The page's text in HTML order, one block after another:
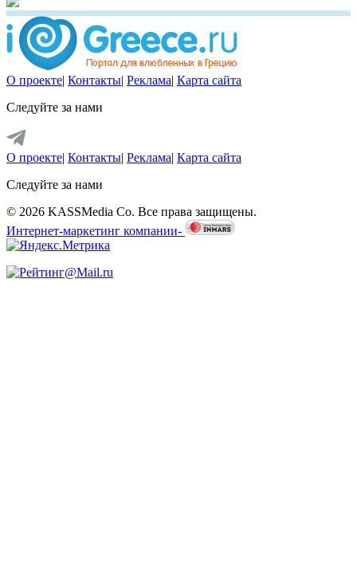
О проекте| Контакты| Реклама| Карта сайта
Следуйте за нами
О проекте| Контакты| Реклама| Карта сайта
Следуйте за нами
© 2026 KASSMedia Co. Все права защищены.
Интернет-маркетинг компании-